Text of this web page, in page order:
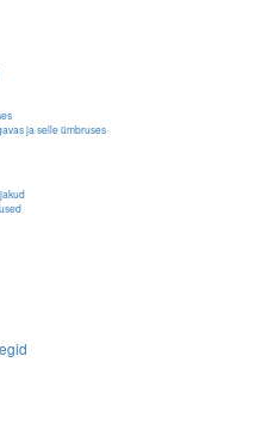
ja selle ümbruses